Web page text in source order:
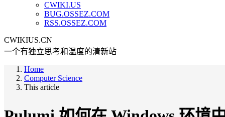
CWIKI.US
BUG.OSSEZ.COM
RSS.OSSEZ.COM
CWIKIUS.CN
一个有独立思考和温度的清新站
Home
Computer Science
This article